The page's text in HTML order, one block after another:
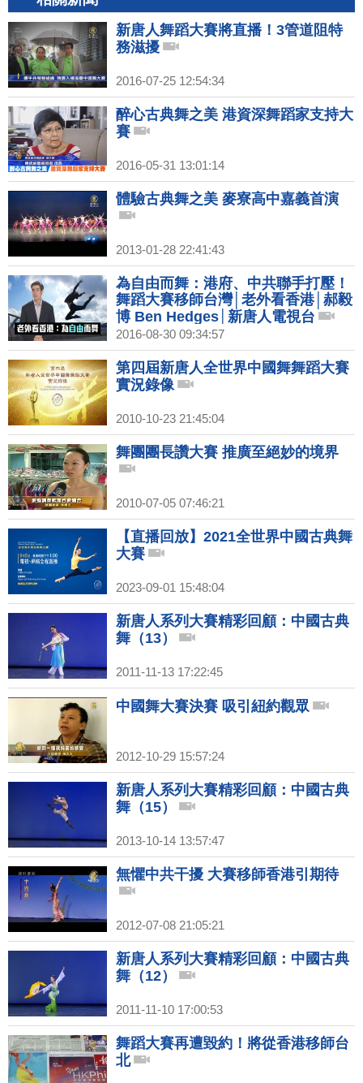
新唐人舞蹈大賽將直播！3管道阻特
務滋擾
2016-07-25 12:54:34
醉心古典舞之美 港資深舞蹈家支持大
賽
2016-05-31 13:01:14
體驗古典舞之美 麥寮高中嘉義首演
2013-01-28 22:41:43
為自由而舞：港府、中共聯手打壓！
舞蹈大賽移師台灣│老外看香港│郝毅
博 Ben Hedges│新唐人電視台
2016-08-30 09:34:57
第四屆新唐人全世界中國舞舞蹈大賽
實況錄像
2010-10-23 21:45:04
舞團團長讚大賽 推廣至絕妙的境界
2010-07-05 07:46:21
【直播回放】2021全世界中國古典舞
大賽
2023-09-01 15:48:04
新唐人系列大賽精彩回顧：中國古典
舞（13）
2011-11-13 17:22:45
中國舞大賽決賽 吸引紐約觀眾
2012-10-29 15:57:24
新唐人系列大賽精彩回顧：中國古典
舞（15）
2013-10-14 13:57:47
無懼中共干擾 大賽移師香港引期待
2012-07-08 21:05:21
新唐人系列大賽精彩回顧：中國古典
舞（12）
2011-11-10 17:00:53
舞蹈大賽再遭毀約！將從香港移師台
北